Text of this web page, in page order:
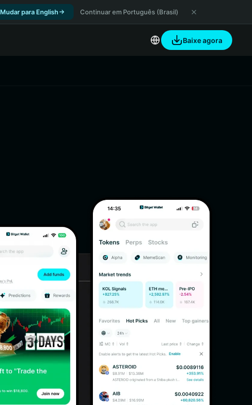
Mudar para English Continuar em Português (Brasil)
Baixe agora